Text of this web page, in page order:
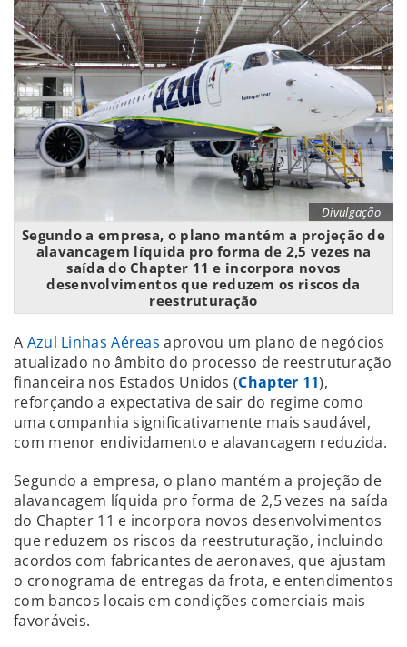
Divulgação
Segundo a empresa, o plano mantém a projeção de
alavancagem líquida pro forma de 2,5 vezes na
saída do Chapter 11 e incorpora novos
desenvolvimentos que reduzem os riscos da
reestruturação
A Azul Linhas Aéreas aprovou um plano de negócios
atualizado no âmbito do processo de reestruturação
financeira nos Estados Unidos (Chapter 11),
reforçando a expectativa de sair do regime como
uma companhia significativamente mais saudável,
com menor endividamento e alavancagem reduzida.
Segundo a empresa, o plano mantém a projeção de
alavancagem líquida pro forma de 2,5 vezes na saída
do Chapter 11 e incorpora novos desenvolvimentos
que reduzem os riscos da reestruturação, incluindo
acordos com fabricantes de aeronaves, que ajustam
o cronograma de entregas da frota, e entendimentos
com bancos locais em condições comerciais mais
favoráveis.